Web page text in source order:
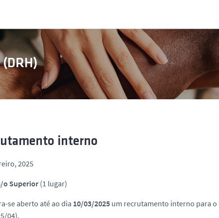
(DRH)
interno
2025
o Superior(1 lugar)
se aberto até ao dia 10/03/2025 um recrutamento interno para o
04).